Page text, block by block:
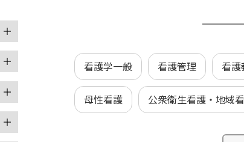
看護学一般 看護管理 看護
母性看護 公衆衛生看護・地域